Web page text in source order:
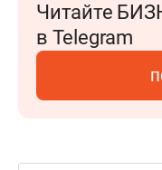
Читайте
в Telegram